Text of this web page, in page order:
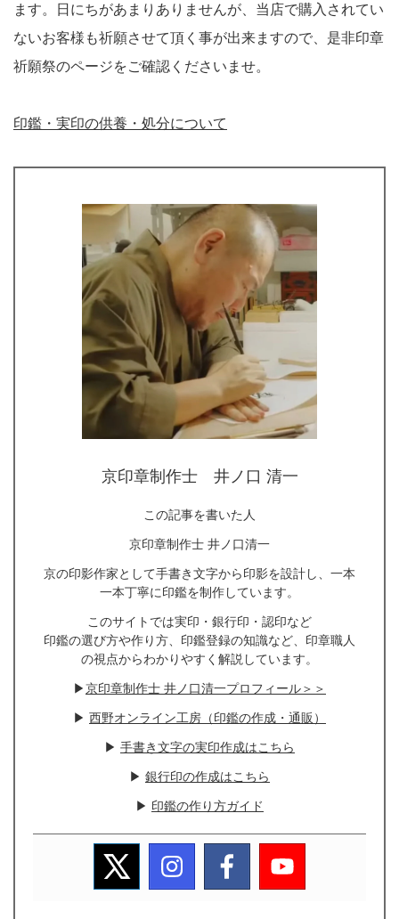
ます。日にちがあまりありませんが、当店で購入されてい
ないお客様も祈願させて頂く事が出来ますので、是非印章
祈願祭のページをご確認くださいませ。
印鑑・実印の供養・処分について
京印章制作士 井ノ口 清一
この記事を書いた人
京印章制作士 井ノ口清一
京の印影作家として手書き文字から印影を設計し、一本
一本丁寧に印鑑を制作しています。
このサイトでは実印・銀行印・認印など
印鑑の選び方や作り方、印鑑登録の知識など、印章職人
の視点からわかりやすく解説しています。
▶京印章制作士 井ノ口清一プロフィール＞＞
▶ 西野オンライン工房（印鑑の作成・通販）
▶ 手書き文字の実印作成はこちら
▶ 銀行印の作成はこちら
▶ 印鑑の作り方ガイド